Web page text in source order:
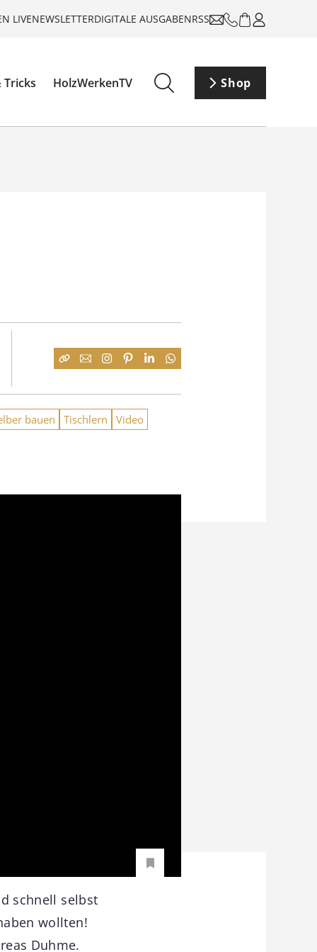
LIVENEWSLETTERDIGITALE AUSGABENRSS
Tricks HolzWerkenTV Shop
bauen Tischlern Video
schnell selbst
wollten!
Duhme.